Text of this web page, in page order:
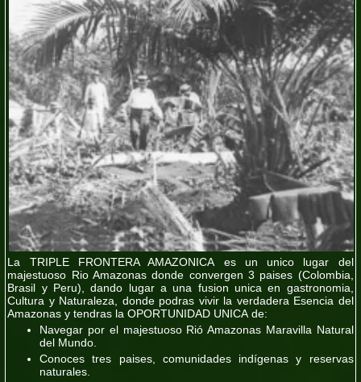
La TRIPLE FRONTERA AMAZONICAes un unico lugar del
majestuoso Rio Amazonas donde convergen 3 paises (Colombia,
Brasil y Peru), dando lugar a una fusion unica en gastronomia,
Cultura y Naturaleza, donde podras vivir la verdadera Esencia del
Amazonasy tendras la OPORTUNIDAD UNICA de:
Navegar por el majestuoso Rió Amazonas Maravilla Natural
del Mundo.
Conoces tres paises, comunidades indígenas y reservas
naturales.